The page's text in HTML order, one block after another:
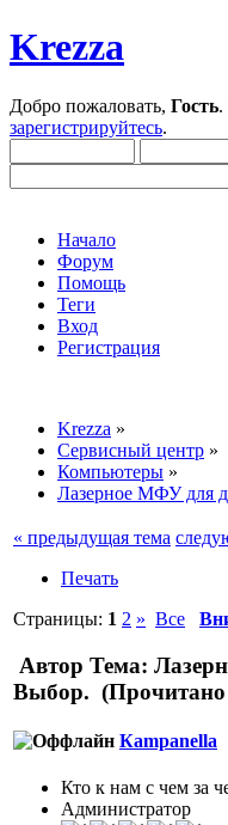
Krezza
Добро пожаловать, Гость.
зарегистрируйтесь.
Начало
Форум
Помощь
Теги
Вход
Регистрация
Krezza »
Сервисный центр »
Компьютеры »
Лазерное МФУ для
« предыдущая тема
Печать
Страницы: 1 2 » Все
Автор Тема:
Выбор. (Прочитано
Кampanella
Кто к нам с чем за
Администратор